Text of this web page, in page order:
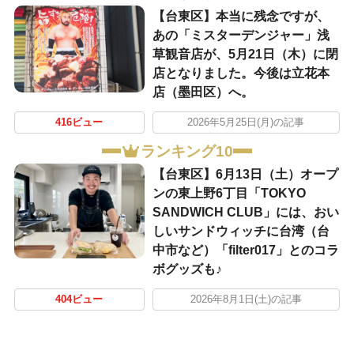
【台東区】本当に残念ですが、
あの「ミスターデンジャー」浅
草観音店が、5月21日（木）に閉
店となりました。今後は立花本
店（墨田区）へ。
416ビュー 2026年5月25日(月)の記事
ランキング10
【台東区】6月13日（土）オープ
ンの東上野6丁目「TOKYO
SANDWICH CLUB」には、おい
しいサンドウィッチに台湾（台
中市など）「filter017」とのコラ
ボグッズも♪
404ビュー 2026年8月1日(土)の記事